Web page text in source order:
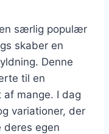
særlig populær
skaber en
Denne
til en
mange. I dag
variationer, der
deres egen